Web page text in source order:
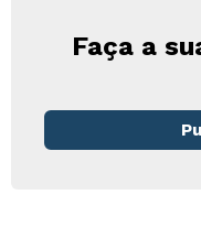
Faça a